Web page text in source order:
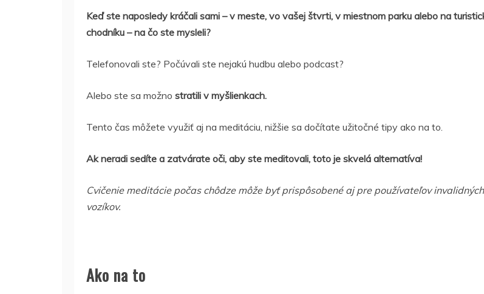
Keď ste naposledy kráčali sami – v meste, vo vašej štvrti, v miestnom parku alebo na
chodníku – na čo ste mysleli?
Telefonovali ste? Počúvali ste nejakú hudbu alebo podcast?
Alebo ste sa možno stratili v myšlienkach.
Tento čas môžete využiť aj na meditáciu, nižšie sa dočítate užitočné tipy ako na to.
Ak neradi sedíte a zatvárate oči, aby ste meditovali, toto je skvelá alternatíva!
Cvičenie meditácie počas chôdze môže byť prispôsobené aj pre používateľov invalidných
vozíkov.
Ako na to